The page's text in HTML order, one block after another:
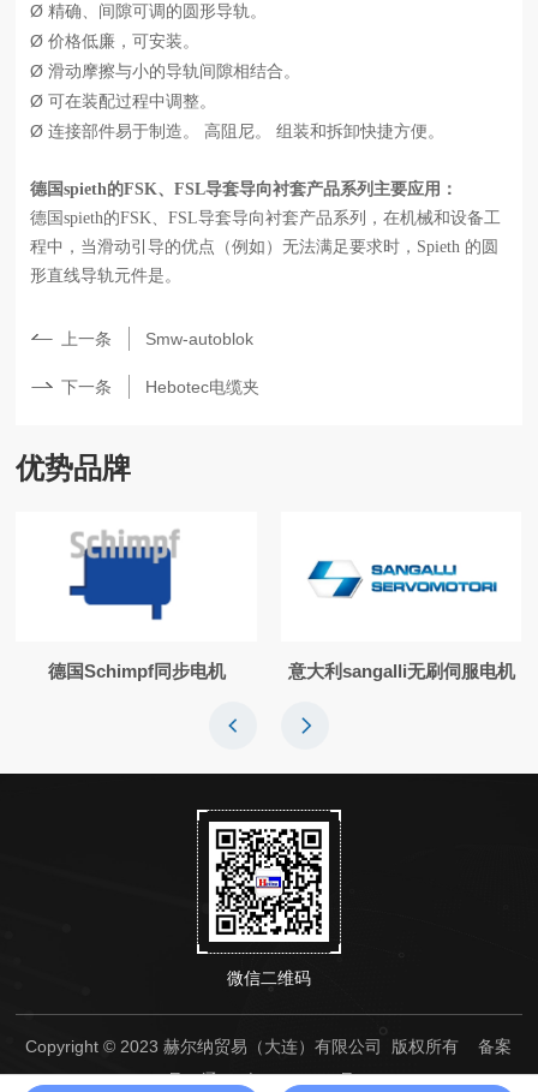
Ø精确、间隙可调的圆形导轨。
Ø价格低廉，可安装。
Ø滑动摩擦与小的导轨间隙相结合。
Ø可在装配过程中调整。
Ø连接部件易于制造。 高阻尼。 组装和拆卸快捷方便。
德国spieth的FSK、FSL导套导向衬套产品系列主要应用：
德国spieth的FSK、FSL导套导向衬套产品系列，在机械和设备工
程中，当滑动引导的优点（例如）无法满足要求时，Spieth 的圆
形直线导轨元件是。
上一条 Smw-autoblok
下一条 Hebotec电缆夹
优势品牌
德国Schimpf同步电机 意大利sangalli无刷伺服电机
微信二维码
Copyright © 2023 赫尔纳贸易（大连）有限公司 版权所有备案
号：辽ICP备14000236号-1